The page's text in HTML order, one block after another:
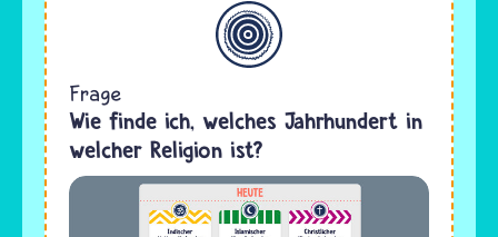
Allgemein
Frage
Wie finde ich, welches Jahrhundert in
welcher Religion ist?